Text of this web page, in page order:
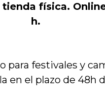
física.
h.
para festivales y
en el plazo de 48h